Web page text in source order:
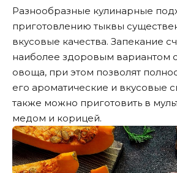
Разнообразные кулинарные
приготовлению тыквы
вкусовые качества. Запекание
наиболее здоровым вариантом
овоща, при этом позволят
его ароматические и вкусовые
также можно приготовить в
медом и корицей.